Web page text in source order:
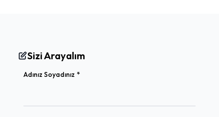
Sizi Arayalım
Adınız Soyadınız *